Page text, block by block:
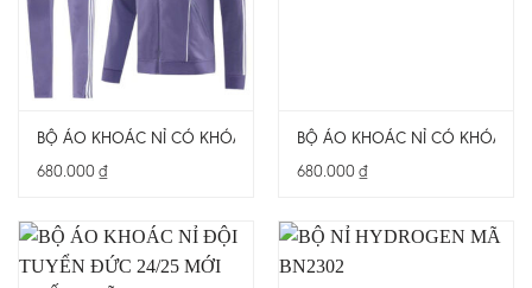
BỘ ÁO KHOÁC NỈ CÓ KHÓA KÉO MU 25/26 MỚI NHẤT– MÃ
680.000₫
BỘ ÁO KHOÁC NỈ CÓ KHÓA
680.000₫